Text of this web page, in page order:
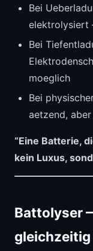
Bei
elektrolysiert
Bei
moeglich
Bei
aetzend, aber
“Eine Batterie,
kein Luxus,
Battolyser